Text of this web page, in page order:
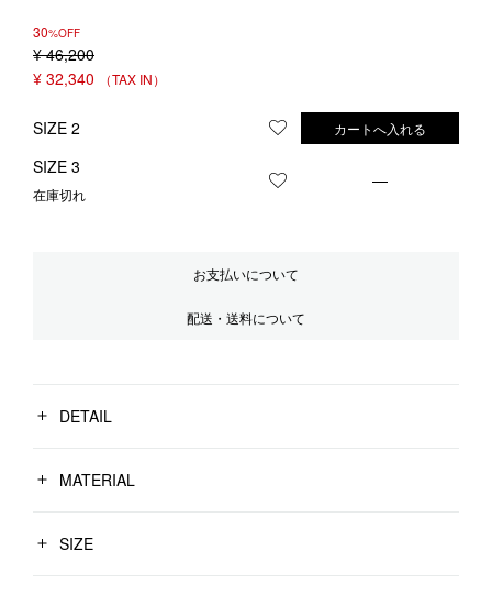
30%OFF
¥ 46,200
¥ 32,340
SIZE 2 お気に入りに登録する
カートへ入れる
SIZE 3
在庫切れ お気に入りに登録する
—
お支払いについて
配送・送料について
DETAIL
MATERIAL
SIZE